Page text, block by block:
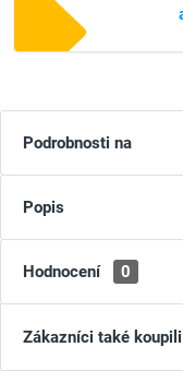
Podrobnosti na
Popis
Hodnocení 0
Zákazníci také koupili